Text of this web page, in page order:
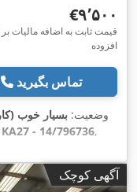
‎€۹٬۵۰۰
قیمت ثابت به اضافه مالیات
افزوده
تماس بگیرید
وضعیت: بسیار خوب
KA27 - 14/796736,
آگهی کوچک